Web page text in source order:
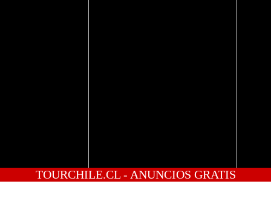
TOURCHILE.CL - ANUNCIOS GRATIS